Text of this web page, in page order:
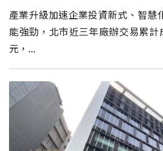
產業升級加速企業投資新式、智慧
能強勁，北市近三年廠辦交易累
元，...